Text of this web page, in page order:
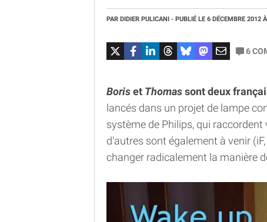
PAR DIDIER PULICANI - PUBLIÉ LE 6 DÉCEMBRE 2012
6
Boriset Thomassont deux
lancés dans un projet de lampe
système de Philips, qui
d'autres sont également à venir
changer radicalement la manière